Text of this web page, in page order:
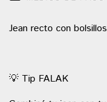
Jean recto con
💡 Tip FALAK